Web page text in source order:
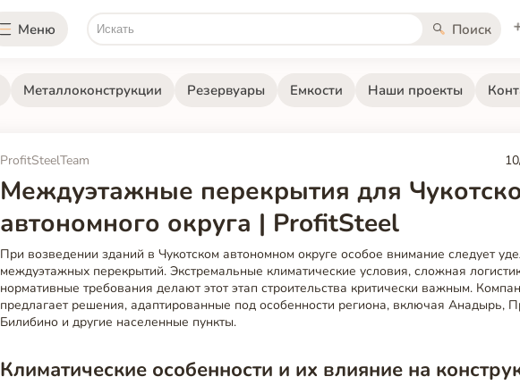
Меню Поиск
Металлоконструкции Резервуары Емкости Наши проекты
ProfitSteelTeam
Междуэтажные перекрытия для
автономного округа | ProfitSteel
При возведении зданий в Чукотском автономном округе особое внимание следует
междуэтажных перекрытий. Экстремальные климатические условия, сложная
нормативные требования делают этот этап строительства критически важным.
предлагает решения, адаптированные под особенности региона, включая Анадырь,
Билибино и другие населенные пункты.
Климатические особенности и их влияние на